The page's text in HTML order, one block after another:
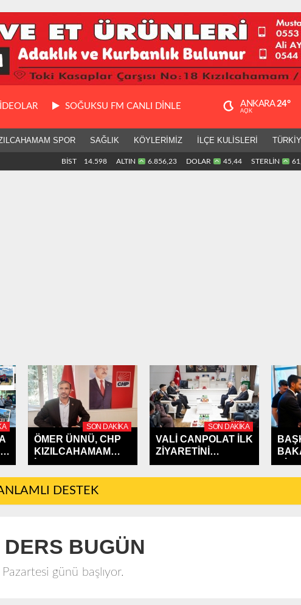
SOĞUKSU FM CANLI DİNLE ANKARA24°
AÇIK
SPOR SAĞLIK KÖYLERİMİZ İLÇE KULİSLERİ
BİST 14.598 ALTIN 6.856,23 DOLAR 45,44 STERLİN
SON DAKIKA
ÖMER ÜNNÜ, CHP
KIZILCAHAMAM
İLÇE...
SON DAKIKA
VALİ CANPOLAT İLK
ZİYARETİNİ
KIZILCAHAMAM'A...
DESTEK
BUGÜN
günü başlıyor.